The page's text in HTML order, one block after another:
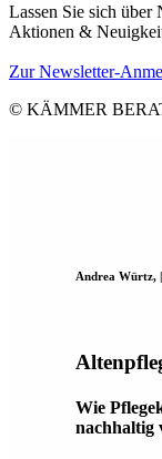
Lassen Sie sich über
Aktionen &
Zur Newsletter-
© KÄMMER
Andrea Würtz,
Wie
nachhaltig